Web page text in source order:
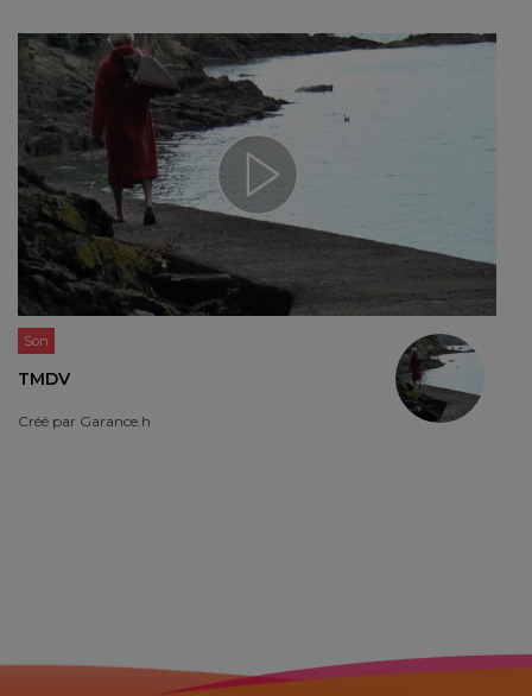
Son
TMDV
Créé par Garance.h